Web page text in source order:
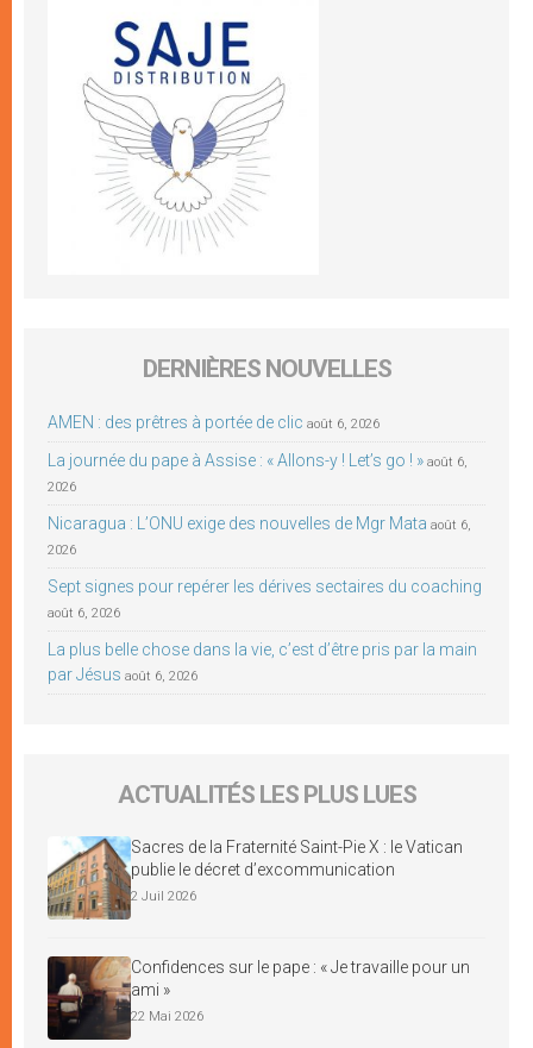
DERNIÈRES NOUVELLES
AMEN : des prêtres à portée de clic août 6, 2026
La journée du pape à Assise : « Allons-y ! Let’s go ! » août 6,
2026
Nicaragua : L’ONU exige des nouvelles de Mgr Mata août 6,
2026
Sept signes pour repérer les dérives sectaires du coaching
août 6, 2026
La plus belle chose dans la vie, c’est d’être pris par la main
par Jésus août 6, 2026
ACTUALITÉS LES PLUS LUES
Sacres de la Fraternité Saint-Pie X : le Vatican
publie le décret d’excommunication
2 Juil 2026
Confidences sur le pape : « Je travaille pour un
ami »
22 Mai 2026